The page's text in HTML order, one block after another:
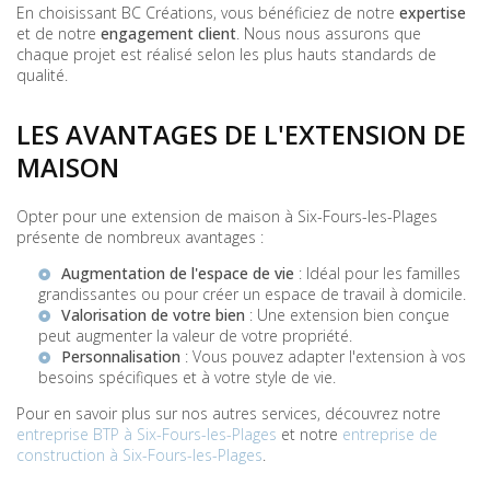
En choisissant BC Créations, vous bénéficiez de notre expertise
et de notre engagement client. Nous nous assurons que
chaque projet est réalisé selon les plus hauts standards de
qualité.
LES AVANTAGES DE L'EXTENSION DE
MAISON
Opter pour une extension de maison à Six-Fours-les-Plages
présente de nombreux avantages :
Augmentation de l'espace de vie : Idéal pour les familles
grandissantes ou pour créer un espace de travail à domicile.
Valorisation de votre bien : Une extension bien conçue
peut augmenter la valeur de votre propriété.
Personnalisation : Vous pouvez adapter l'extension à vos
besoins spécifiques et à votre style de vie.
Pour en savoir plus sur nos autres services, découvrez notre
entreprise BTP à Six-Fours-les-Plages et notre entreprise de
construction à Six-Fours-les-Plages.